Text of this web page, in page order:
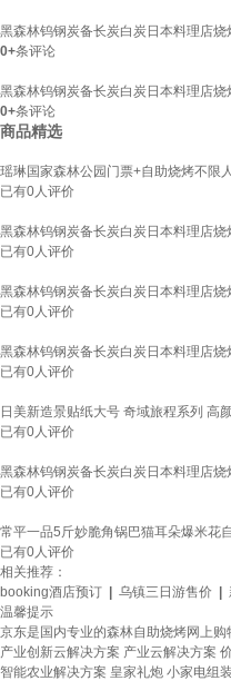
黑森林钨钢炭备长炭白炭日本料理店
0+条评论
黑森林钨钢炭备长炭白炭日本料理店
0+条评论
商品精选
瑶琳国家森林公园门票+自助烧烤不限
已有0人评价
黑森林钨钢炭备长炭白炭日本料理店
已有0人评价
黑森林钨钢炭备长炭白炭日本料理店
已有0人评价
黑森林钨钢炭备长炭白炭日本料理店
已有0人评价
日美新造景贴纸大号 奇域旅程系列 高
已有0人评价
黑森林钨钢炭备长炭白炭日本料理店
已有0人评价
常平一品5斤妙脆角锅巴猫耳朵爆米花
已有0人评价
相关推荐：
booking酒店预订
乌镇三日游售价
温馨提示
京东是国内专业的森林自助烧烤网上
产业创新云解决方案 产业云解决方案
智能农业解决方案 皇家礼炮 小家电组装